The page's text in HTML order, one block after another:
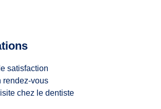
satisfaction
rendez-vous
chez le dentiste